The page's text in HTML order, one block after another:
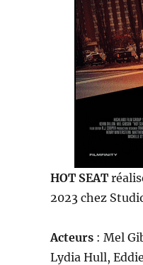
HOT SEAT
2023 chez
Acteurs: Mel
Lydia Hull,